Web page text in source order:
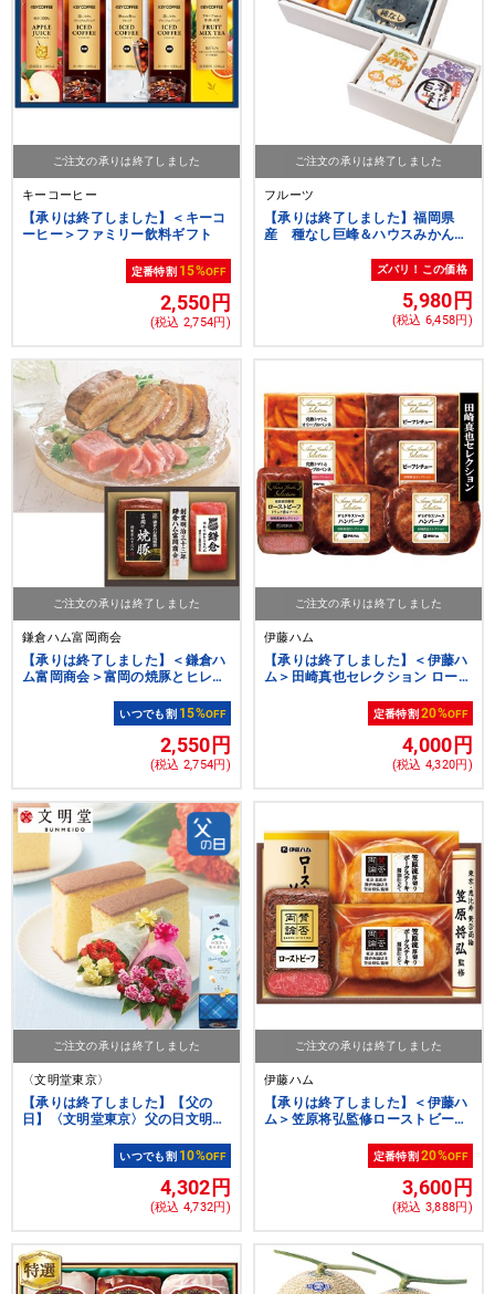
ご注文の承りは終了しました
キーコーヒー
【承りは終了しました】＜キーコ
ーヒー＞ファミリー飲料ギフト
定番特割 15%OFF
2,550円
(税込 2,754円)
ご注文の承りは終了しました
フルーツ
【承りは終了しました】福岡県
産 種なし巨峰＆ハウスみかん詰
ズバリ！この価格
5,980円
(税込 6,458円)
ご注文の承りは終了しました
鎌倉ハム富岡商会
【承りは終了しました】＜鎌倉ハ
ム富岡商会＞富岡の焼豚とヒレ生
いつでも割 15%OFF
2,550円
(税込 2,754円)
ご注文の承りは終了しました
伊藤ハム
【承りは終了しました】＜伊藤ハ
ム＞田崎真也セレクション ロース
定番特割20%OFF
4,000円
(税込 4,320円)
ご注文の承りは終了しました
〈文明堂東京〉
【承りは終了しました】【父の
日】〈文明堂東京〉父の日文明堂
いつでも割 10%OFF
4,302円
(税込 4,732円)
ご注文の承りは終了しました
伊藤ハム
【承りは終了しました】＜伊藤ハ
ム＞笠原将弘監修ローストビーフ
定番特割20%OFF
3,600円
(税込 3,888円)